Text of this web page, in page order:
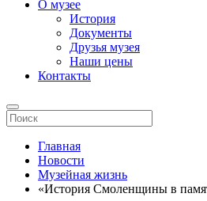
О музее
История
Документы
Друзья музея
Наши цены
Контакты
Главная
Новости
Музейная жизнь
«История Смоленщины в